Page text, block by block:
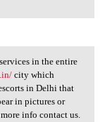
in the entire
city which
in Delhi that
in pictures or
info contact us.